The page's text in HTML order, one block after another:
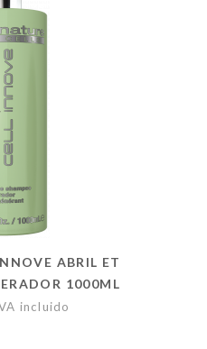
ABRIL ET
1000ML
incluido